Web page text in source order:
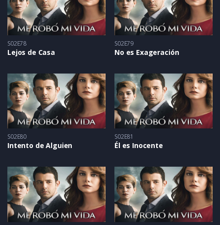
S02E78
Lejos de Casa
S02E79
No es Exageración
S02E80
Intento de Alguien
S02E81
Él es Inocente